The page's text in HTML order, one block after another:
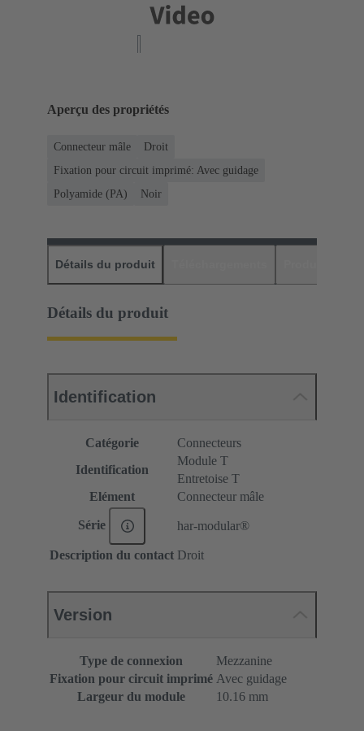
Aperçu des propriétés
Connecteur mâle
Droit
Fixation pour circuit imprimé: Avec guidage
Polyamide (PA)
Noir
Détails du produit
Détails du produit
Identification
Catégorie
Connecteurs
Identification
Module T
Entretoise T
Elément
Connecteur mâle
Série har-modular®
Description du contact Droit
Version
Type de connexion
Mezzanine
Fixation pour circuit imprimé Avec guidage
Largeur du module
10.16 mm